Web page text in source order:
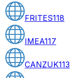
FRITES118
IMEA117
CANZUK113